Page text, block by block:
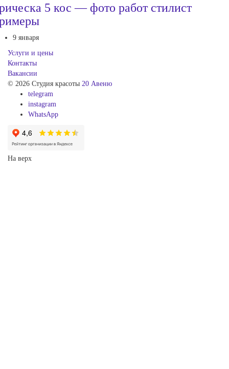
5 кос — фото работ стилист
9 января
Услуги и цены
Контакты
Вакансии
© 2026 Студия красоты 20 Авеню
telegram
instagram
WhatsApp
На верх